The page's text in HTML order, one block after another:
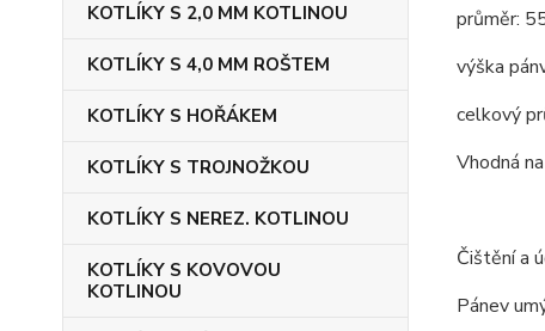
KOTLÍKY S 2,0 MM KOTLINOU
KOTLÍKY S 4,0 MM ROŠTEM
KOTLÍKY S HOŘÁKEM
KOTLÍKY S TROJNOŽKOU
KOTLÍKY S NEREZ. KOTLINOU
KOTLÍKY S KOVOVOU
KOTLINOU
průměr:
výška
celkový
Vhodná
Čištění a
Pánev